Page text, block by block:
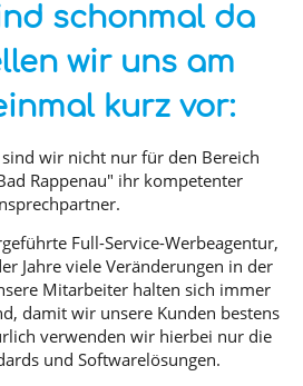
schonmal da
wir uns am
kurz vor:
sind wir nicht nur für den Bereich
Rappenau" ihr kompetenter
Full-Service-Werbeagentur,
Jahre viele Veränderungen in der
Mitarbeiter halten sich immer
damit wir unsere Kunden bestens
verwenden wir hierbei nur die
und Softwarelösungen.